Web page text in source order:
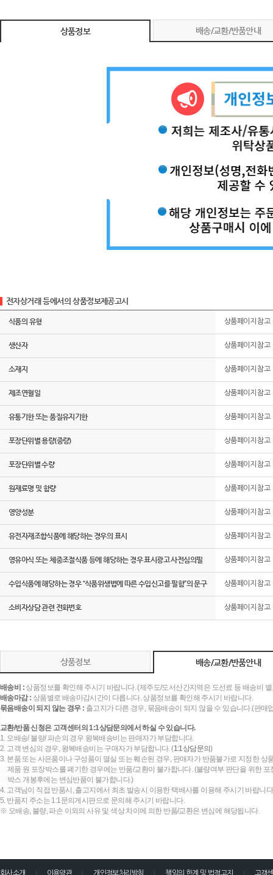
상품정보 배송/교환/반품안내
전자상거래 등에서의 상품정보제공고시
식품의 유형 상품페이지 참고
생산자 상품페이지 참고
소재지 상품페이지 참고
제조연월일 상품페이지 참고
유통기한 또는 품질유지기한 상품페이지 참고
포장단위별 용량(중량) 상품페이지 참고
포장단위별 수량 상품페이지 참고
원재료명 및 함량 상품페이지 참고
영양성분 상품페이지 참고
유전자재조합식품에 해당하는 경우의 표시 상품페이지 참고
영유아식 또는 체중조절식품 등에 해당하는 경우 표시광고 사전심의필 상품페이지 참고
수입식품에 해당하는 경우 “식품위생법에 따른 수입신고를 필함”의 문구 상품페이지 참고
소비자상담 관련 전화번호 상품페이지 참고
상품정보 배송/교환/반품안내
배송비 :상품정보를 확인해 주시기 바랍니다. (제주도/도서산간지역은 도선료 등 배송비
배송마감 : 상품별로 배송마감시간이 다릅니다. 상품정보를 확인해 주시기 바랍니다.
묶음배송이 되지 않는 경우 : 출고지가 다른 경우, 묶음배송이 되지 않을 수 있습니다.(판
교환/반품 신청은 고객센터의 1:1상담문의에서 하실 수 있습니다.
1. 오배송/ 불량/ 파손의 경우 왕복배송비는 판매자가 부담합니다.
2. 고객 변심의 경우, 왕복배송비는 구매자가 부담합니다. (1:1상담문의)
3. 본품 또는 사은품이나 구성품이 멸실 또는 훼손된 경우, 판매자가 반품불가로 지정한 상
제품 원 포장박스를 폐기한 경우에는 반품/교환이 불가합니다. (불량여부 판단을 위한
박스 개봉후에는 변심반품이 불가합니다.)
4. 고객님이 직접 반품시, 출고지에서 최초 발송시 이용한 택배사를 이용해 주시기 바랍니
5. 반품지 주소는 1:1문의게시판으로 문의해 주시기 바랍니다.
※ 오배송, 불량, 파손 이외의 사유 및 색상 차이에 의한 반품/교환은 변심에 해당됩니다.
회사소개 이용약관 개인정보처리방침 책임의 한계 및 법적고지 고객